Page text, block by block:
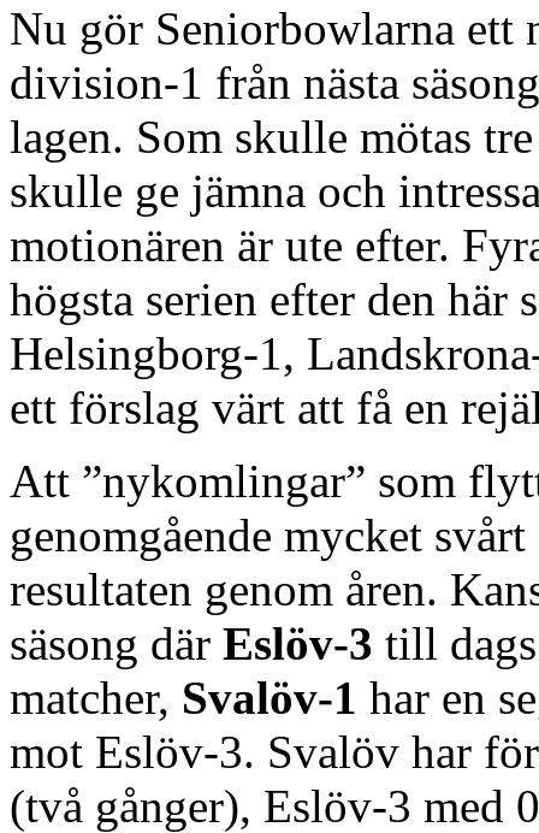
Nu gör Seniorbowlarna
division-1 från nästa
lagen. Som skulle mötas
skulle ge jämna och
motionären är ute efter.
högsta serien efter den här
Helsingborg-1,
ett förslag värt att få en
Att ”nykomlingar” som
genomgående mycket
resultaten genom åren.
säsong där Eslöv-3 till
matcher, Svalöv-1 har en
mot Eslöv-3. Svalöv har
(två gånger), Eslöv-3 med